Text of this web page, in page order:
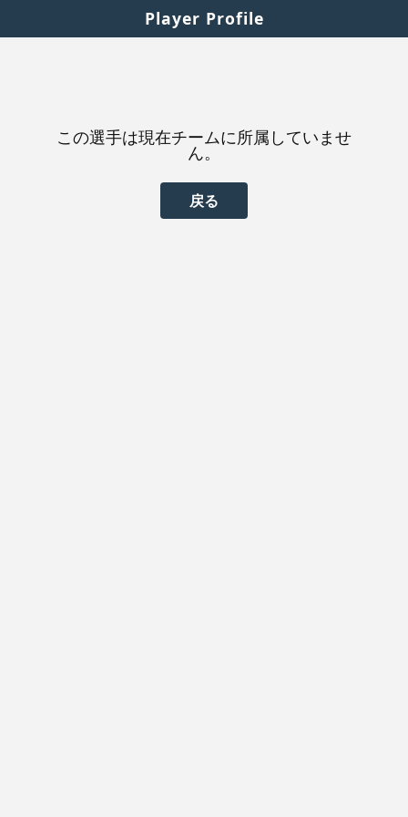
Player Profile
この選手は現在チームに所属していませ
ん。
戻る